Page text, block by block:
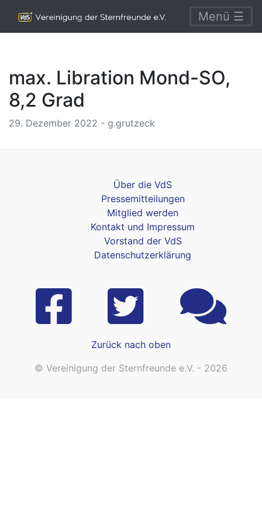
Menü ☰
max. Libration Mond-SO,
8,2 Grad
29. Dezember 2022 - g.grutzeck
Über die VdS
Pressemitteilungen
Mitglied werden
Kontakt und Impressum
Vorstand der VdS
Datenschutzerklärung
Zurück nach oben
© Vereinigung der Sternfreunde e.V. - 2026